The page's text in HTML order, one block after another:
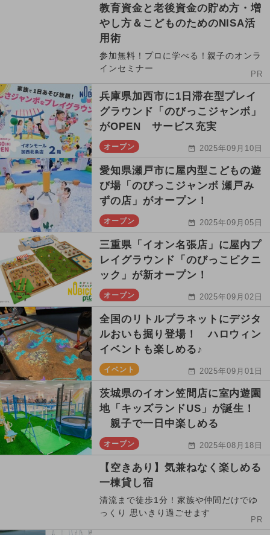
教育資金と老後資金の貯め方・増
やし方＆こどものためのNISA活
用術
参加無料！プロに学べる！親子のオンラ
インセミナー
PR
兵庫県加西市に1日滞在型プレイ
グラウンド「のびっこジャンボ」
がOPEN サービス充実
オープン 2025年09月10日
愛知県瀬戸市に屋内型こどもの遊
び場「のびっこジャンボ 瀬戸み
ずの店」がオープン！
オープン 2025年09月05日
三重県「イオン名張店」に屋内プ
レイグラウンド「のびっこピクニ
ック」が新オープン！
オープン 2025年09月02日
全国のリトルプラネットにデジタ
ルおいも掘り登場！ ハロウィン
イベントも楽しめる♪
イベント 2025年09月01日
茨城県のイオン笠間店に室内遊園
地「キッズランドUS」が誕生！
親子で一日中楽しめる
オープン 2025年08月18日
【空きあり】気兼ねなく楽しめる
一棟貸し宿
清流まで徒歩1分！家族や仲間だけでゆ
っくり 思いきり過ごせます
PR